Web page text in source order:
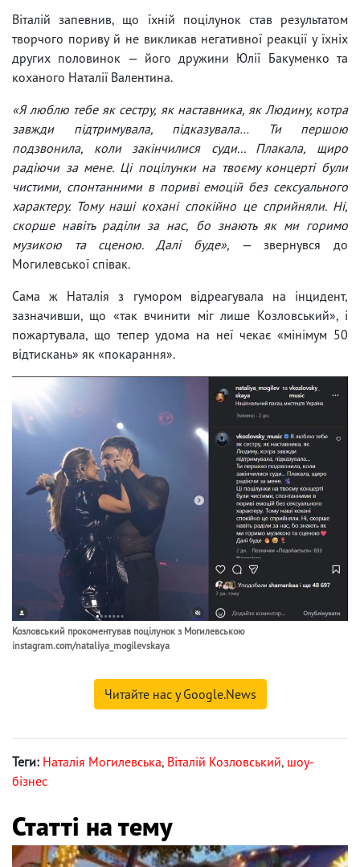
Віталій запевнив, що їхній поцілунок став результатом
творчого пориву й не викликав негативної реакції у їхніх
других половинок — його дружини Юлії Бакуменко та
коханого Наталії Валентина.
«Я люблю тебе як сестру, як наставника, як Людину, котра
завжди підтримувала, підказувала… Ти першою
подзвонила, коли закінчилися суди... Плакала, щиро
радіючи за мене. Ці поцілунки на твоєму концерті були
чистими, спонтанними в пориві емоцій без сексуального
характеру. Тому наші кохані спокійно це сприйняли. Ні,
скорше навіть раділи за нас, бо знають як ми горимо
музикою та сценою. Далі буде», — звернувся до
Могилевської співак.
Сама ж Наталія з гумором відреагувала на інцидент,
зазначивши, що «так вчинити міг лише Козловський», і
пожартувала, що тепер удома на неї чекає «мінімум 50
відтискань» як «покарання».
Козловський прокоментував поцілунок з Могилевською
instagram.com/nataliya_mogilevskaya
Читайте нас у Google.News
Теги: Наталія Могилевська, Віталій Козловський, шоу-
бізнес
Статті на тему